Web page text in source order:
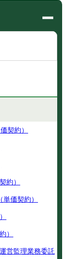
契約）
約）
価契約）
）
営監理業務委託